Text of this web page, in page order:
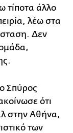
τίποτα άλλο
λέω στα
Δεν
ομάδα,
Σπύρος
ότι
στην Αθήνα,
των